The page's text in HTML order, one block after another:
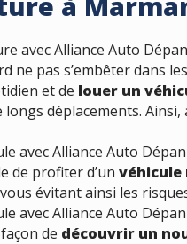
avec Alliance Auto
ne pas s’embêter dans
et de louer un
longs déplacements.
avec Alliance Auto
de profiter d’unvéhicule
évitant ainsi les
avec Alliance Auto
de découvrir un